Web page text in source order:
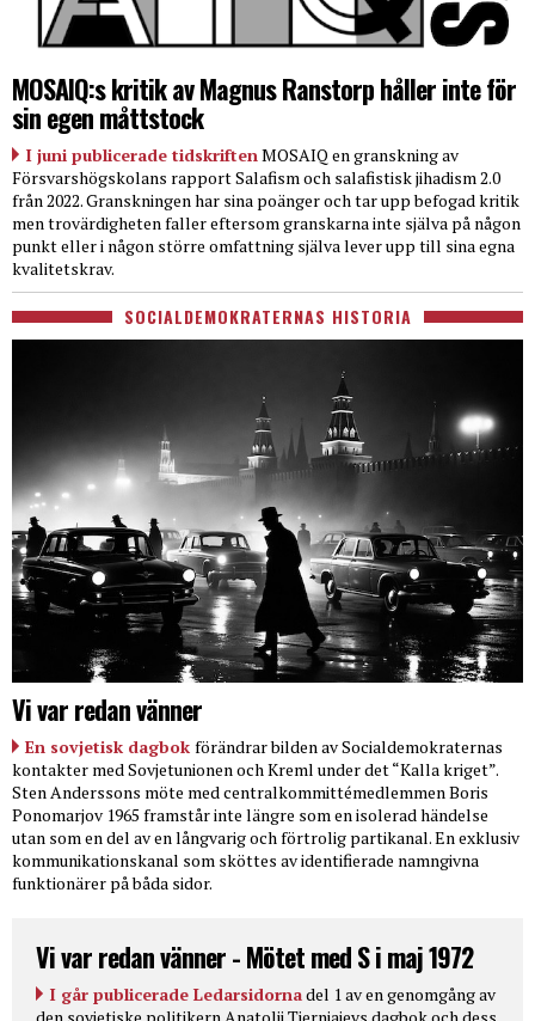
MOSAIQ:s kritik av Magnus Ranstorp håller inte för
sin egen måttstock
I juni publicerade tidskriften MOSAIQ en granskning av
Försvarshögskolans rapport Salafism och salafistisk jihadism 2.0
från 2022. Granskningen har sina poänger och tar upp befogad kritik
men trovärdigheten faller eftersom granskarna inte själva på någon
punkt eller i någon större omfattning själva lever upp till sina egna
kvalitetskrav.
SOCIALDEMOKRATERNAS HISTORIA
Vi var redan vänner
En sovjetisk dagbok förändrar bilden av Socialdemokraternas
kontakter med Sovjetunionen och Kreml under det “Kalla kriget”.
Sten Anderssons möte med centralkommittémedlemmen Boris
Ponomarjov 1965 framstår inte längre som en isolerad händelse
utan som en del av en långvarig och förtrolig partikanal. En exklusiv
kommunikationskanal som sköttes av identifierade namngivna
funktionärer på båda sidor.
Vi var redan vänner - Mötet med S i maj 1972
I går publicerade Ledarsidornadel 1 av en genomgång av